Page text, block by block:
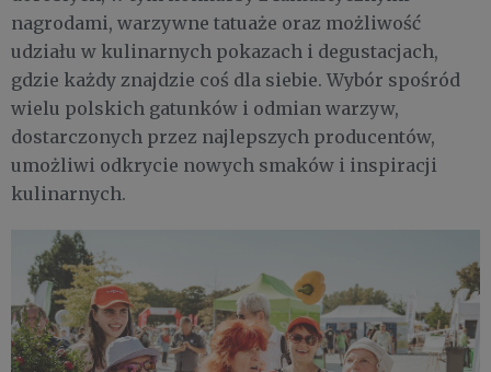
nagrodami, warzywne tatuaże oraz możliwość
udziału w kulinarnych pokazach i degustacjach,
gdzie każdy znajdzie coś dla siebie. Wybór spośród
wielu polskich gatunków i odmian warzyw,
dostarczonych przez najlepszych producentów,
umożliwi odkrycie nowych smaków i inspiracji
kulinarnych.